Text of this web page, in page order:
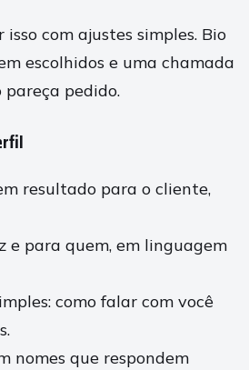
com ajustes simples. Bio
escolhidos e uma chamada
pedido.
resultado para o cliente,
e para quem, em linguagem
como falar com você
nomes que respondem